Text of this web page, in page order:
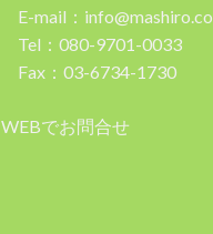
E-mail：info@mashiro.co
Tel：080-9701-0033
Fax：03-6734-1730
WEBでお問合せ